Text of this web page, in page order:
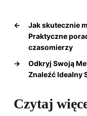
←
Jak skutecznie
Praktyczne
czasomierzy
→
Odkryj Swoją
Znaleźć Idealny
Czytaj